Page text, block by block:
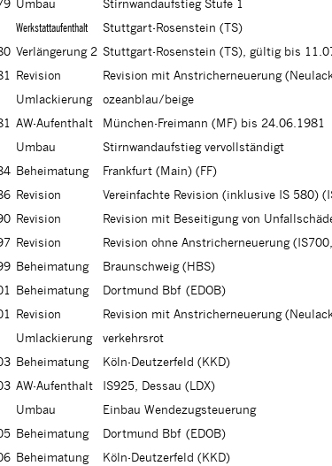
Umbau
Stirnwandaufstieg Stufe 1
Werkstattaufenthalt
Stuttgart-Rosenstein (TS)
Verlängerung 2 Stuttgart-Rosenstein (TS), gültig bis
Revision
Revision mit Anstricherneuerung
Umlackierung
ozeanblau/beige
AW-Aufenthalt
München-Freimann (MF) bis 24.06.1981
Umbau
Stirnwandaufstieg vervollständigt
Beheimatung
Frankfurt (Main) (FF)
Revision
Vereinfachte Revision (inklusive IS 580)
Revision
Revision mit Beseitigung von
Revision
Revision ohne Anstricherneuerung
Beheimatung
Braunschweig (HBS)
Beheimatung
Dortmund Bbf (EDOB)
Revision
Revision mit Anstricherneuerung
Umlackierung
verkehrsrot
Beheimatung
Köln-Deutzerfeld (KKD)
AW-Aufenthalt
IS925, Dessau (LDX)
Umbau
Einbau Wendezugsteuerung
Beheimatung
Dortmund Bbf (EDOB)
Beheimatung
Köln-Deutzerfeld (KKD)